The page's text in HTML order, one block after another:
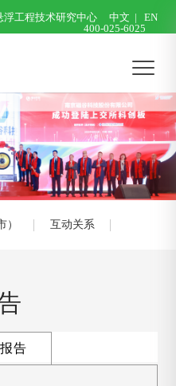
浮工程技术研究中心 中文 |
EN
400-025-6025
） 互动关系